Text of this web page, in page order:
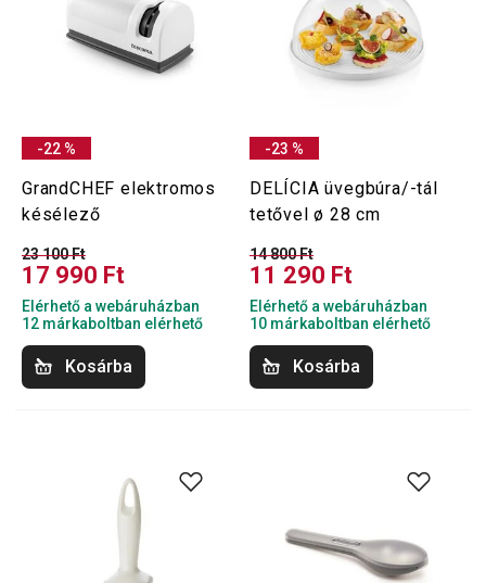
-22 %
GrandCHEF elektromos
késélező
23 100 Ft
17 990 Ft
Elérhető a webáruházban
12 márkaboltban elérhető
Kosárba
-23 %
DELÍCIA üvegbúra/-tál
tetővel ø 28 cm
14 800 Ft
11 290 Ft
Elérhető a webáruházban
10 márkaboltban elérhető
Kosárba